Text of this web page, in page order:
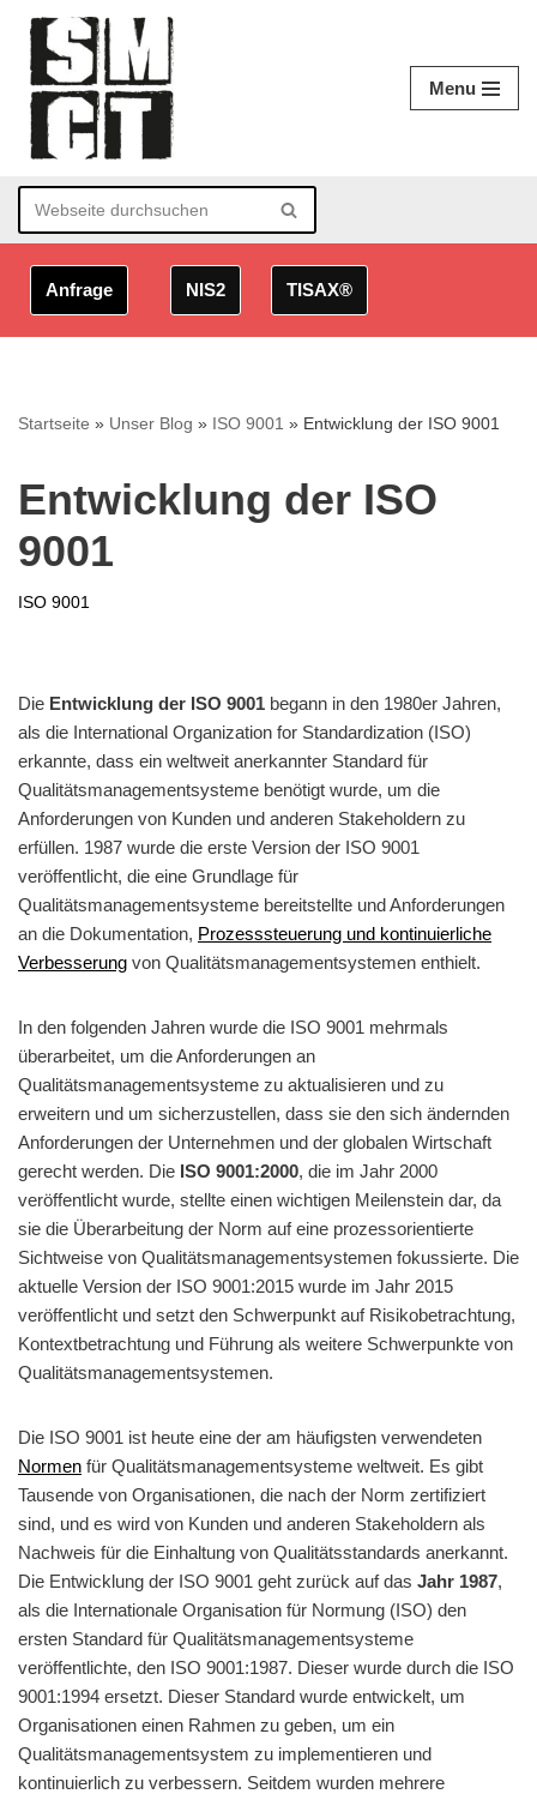
Zum
Inhalt
springen
Menu
Anfrage NIS2 TISAX®
Startseite » Unser Blog » ISO 9001 » Entwicklung der ISO 9001
Entwicklung der ISO
9001
ISO 9001
Die Entwicklung der ISO 9001 begann in den 1980er Jahren,
als die International Organization for Standardization (ISO)
erkannte, dass ein weltweit anerkannter Standard für
Qualitätsmanagementsysteme benötigt wurde, um die
Anforderungen von Kunden und anderen Stakeholdern zu
erfüllen. 1987 wurde die erste Version der ISO 9001
veröffentlicht, die eine Grundlage für
Qualitätsmanagementsysteme bereitstellte und Anforderungen
an die Dokumentation, Prozesssteuerung und kontinuierliche
Verbesserung von Qualitätsmanagementsystemen enthielt.
In den folgenden Jahren wurde die ISO 9001 mehrmals
überarbeitet, um die Anforderungen an
Qualitätsmanagementsysteme zu aktualisieren und zu
erweitern und um sicherzustellen, dass sie den sich ändernden
Anforderungen der Unternehmen und der globalen Wirtschaft
gerecht werden. Die ISO 9001:2000, die im Jahr 2000
veröffentlicht wurde, stellte einen wichtigen Meilenstein dar, da
sie die Überarbeitung der Norm auf eine prozessorientierte
Sichtweise von Qualitätsmanagementsystemen fokussierte. Die
aktuelle Version der ISO 9001:2015 wurde im Jahr 2015
veröffentlicht und setzt den Schwerpunkt auf Risikobetrachtung,
Kontextbetrachtung und Führung als weitere Schwerpunkte von
Qualitätsmanagementsystemen.
Die ISO 9001 ist heute eine der am häufigsten verwendeten
Normen für Qualitätsmanagementsysteme weltweit. Es gibt
Tausende von Organisationen, die nach der Norm zertifiziert
sind, und es wird von Kunden und anderen Stakeholdern als
Nachweis für die Einhaltung von Qualitätsstandards anerkannt.
Die Entwicklung der ISO 9001 geht zurück auf das Jahr 1987,
als die Internationale Organisation für Normung (ISO) den
ersten Standard für Qualitätsmanagementsysteme
veröffentlichte, den ISO 9001:1987. Dieser wurde durch die ISO
9001:1994 ersetzt. Dieser Standard wurde entwickelt, um
Organisationen einen Rahmen zu geben, um ein
Qualitätsmanagementsystem zu implementieren und
kontinuierlich zu verbessern. Seitdem wurden mehrere